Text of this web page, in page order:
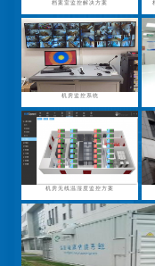
档案室监控解决方案
机房监控系统
机房无线温湿度监控方案